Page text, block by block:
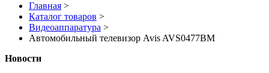
Главная >
Каталог товаров >
Видеоаппаратура >
Автомобильный телевизор Avis AVS0477BM
Новости